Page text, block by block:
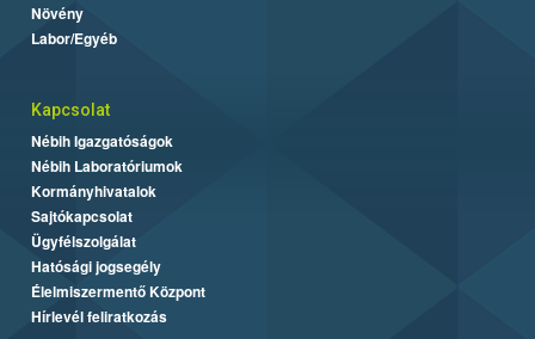
Növény
Labor/Egyéb
Kapcsolat
Nébih Igazgatóságok
Nébih Laboratóriumok
Kormányhivatalok
Sajtókapcsolat
Ügyfélszolgálat
Hatósági jogsegély
Élelmiszermentő Központ
Hírlevél feliratkozás